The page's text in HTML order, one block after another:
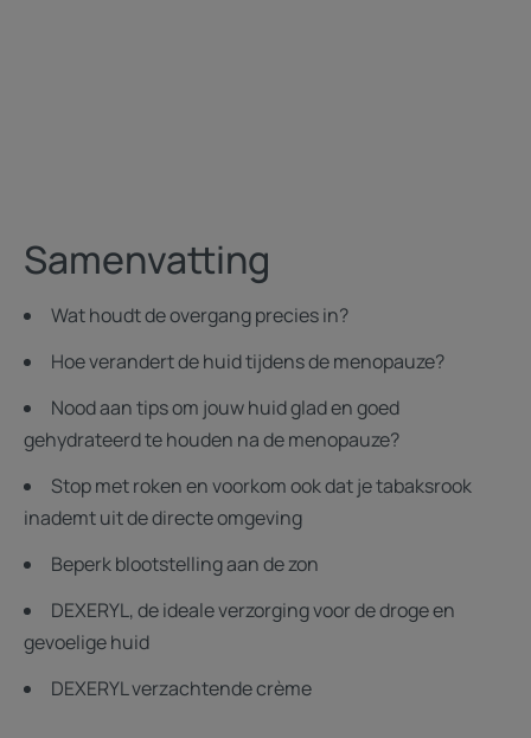
Samenvatting
Wat houdt de overgang precies in?
Hoe verandert de huid tijdens de menopauze?
Nood aan tips om jouw huid glad en goed
gehydrateerd te houden na de menopauze?
Stop met roken en voorkom ook dat je tabaksrook
inademt uit de directe omgeving
Beperk blootstelling aan de zon
DEXERYL, de ideale verzorging voor de droge en
gevoelige huid
DEXERYL verzachtende crème